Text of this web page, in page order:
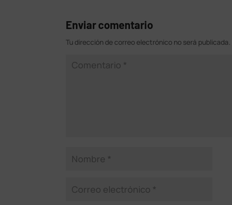
Enviar comentario
Tu dirección de correo electrónico no será publicada.